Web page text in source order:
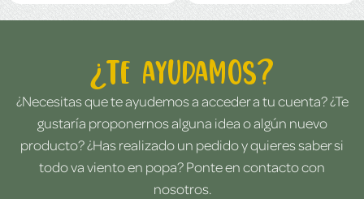
¿Te ayudamos?
¿Necesitas que te ayudemos a acceder a tu cuenta? ¿Te
gustaría proponernos alguna idea o algún nuevo
producto? ¿Has realizado un pedido y quieres saber si
todo va viento en popa? Ponte en contacto con
nosotros.